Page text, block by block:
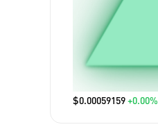
$0.00059159+0.00%